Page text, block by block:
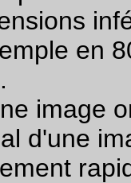
en
image
d'une